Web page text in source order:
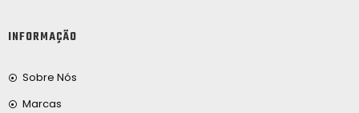
INFORMAÇÃO
Sobre Nós
Marcas